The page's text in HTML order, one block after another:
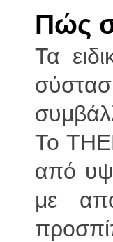
Πώς
Τα
Το
από
με